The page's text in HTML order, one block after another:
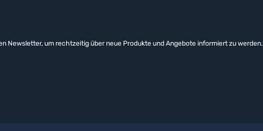
Newsletter, um rechtzeitig über neue Produkte und Angebote informiert zu werden.